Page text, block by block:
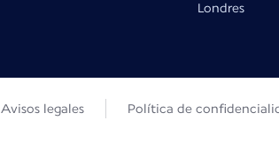
Londres
Avisos legales Política de